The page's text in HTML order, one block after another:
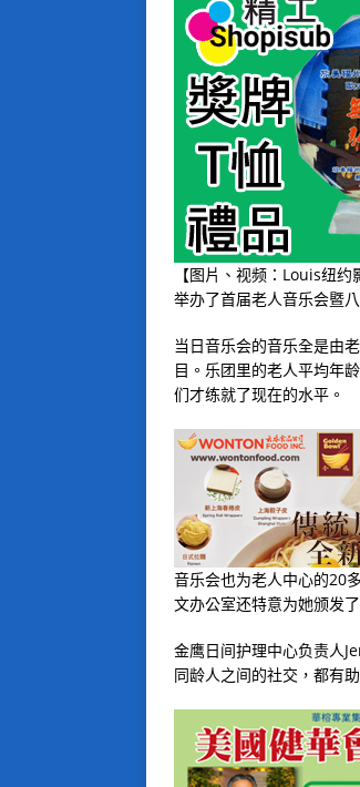
【图片、视频：Louis纽
举办了首届老人音乐会暨
当日音乐会的音乐全是由
目。乐团里的老人平均年
们才练就了现在的水平。
音乐会也为老人中心的20
文办公室还特意为她颁发
金鹰日间护理中心负责人
同龄人之间的社交，都有